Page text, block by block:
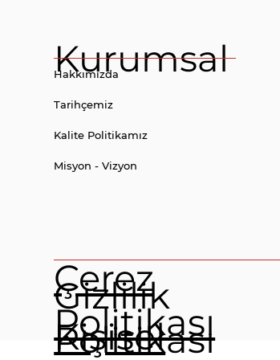
Hakkımızda
Tarihçemiz
Kalite Politikamız
Misyon - Vizyon
Kurumsal
Gizlilik
Politikası
Çerez
Politikası
Kişisel